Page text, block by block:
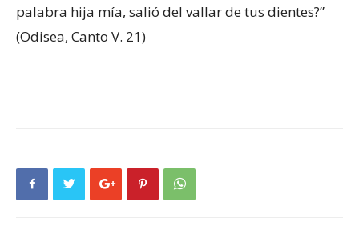
palabra hija mía, salió del vallar de tus dientes?”
(Odisea, Canto V. 21)